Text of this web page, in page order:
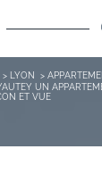
LYON
UN
ET VUE